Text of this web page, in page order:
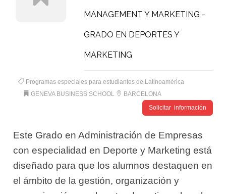
MANAGEMENT Y MARKETING -
GRADO EN DEPORTES Y
MARKETING
Programas especiales para estudiantes de Latinoamérica
GENEVA BUSINESS SCHOOL
BARCELONA
Solicitar información
Este Grado en Administración de Empresas
con especialidad en Deporte y Marketing está
diseñado para que los alumnos destaquen en
el ámbito de la gestión, organización y